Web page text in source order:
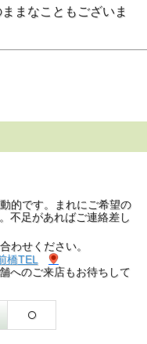
まなこともございま
的です。まれにご希望の
不足があればご連絡差し
わせください。
橋TEL
へのご来店もお待ちして
○